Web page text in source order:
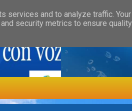
HEALTH »
and to analyze traffic.
security metrics to ensure